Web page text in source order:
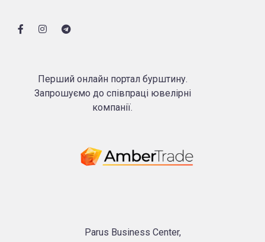
Перший онлайн портал бурштину.
Запрошуємо до співпраці ювелірні
компанії.
Parus Business Center,